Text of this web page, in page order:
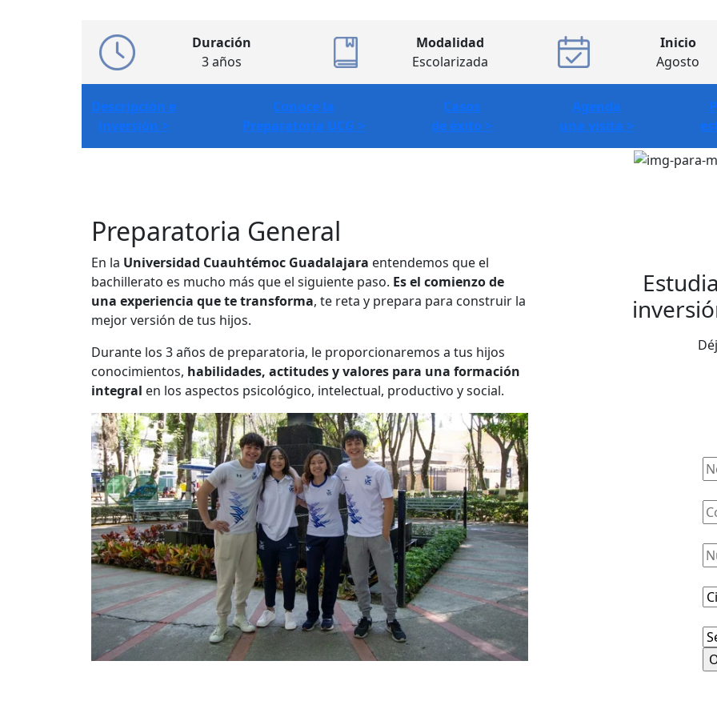
Duración
3 años
Modalidad
Escolarizada
Inicio
Agosto
Descripción e
inversión >
Conoce la
Preparatoria UCG >
Casos
de éxito >
Agenda
una visita >
Preparatoria General
En la Universidad Cuauhtémoc Guadalajara entendemos que el
bachillerato es mucho más que el siguiente paso. Es el comienzo de
una experiencia que te transforma, te reta y prepara para construir la
mejor versión de tus hijos.
Durante los 3 años de preparatoria, le proporcionaremos a tus hijos
conocimientos, habilidades, actitudes y valores para una formación
integral en los aspectos psicológico, intelectual, productivo y social.